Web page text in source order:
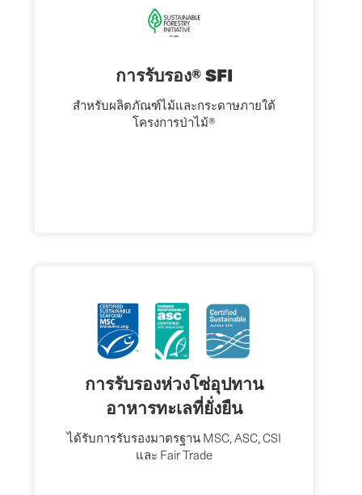
การรับรอง® SFI
สําหรับผลิตภัณฑ์ไม้และกระดาษภายใต้
โครงการป่าไม้®
การรับรองห่วงโซ่อุปทาน
อาหารทะเลที่ยั่งยืน
ได้รับการรับรองมาตรฐาน MSC, ASC, CSI
และ Fair Trade